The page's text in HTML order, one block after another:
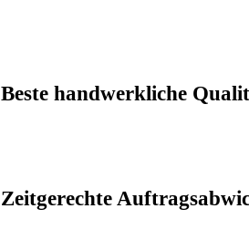
Beste handwerkliche
Zeitgerechte